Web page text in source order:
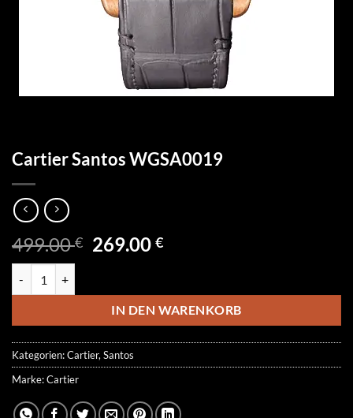
Cartier Santos WGSA0019
499.00€ Ursprünglicher
499.00 €
269.00€Aktueller
269.00 €.
IN DEN WARENKORB
Kategorien:Cartier, Santos
Marke:Cartier